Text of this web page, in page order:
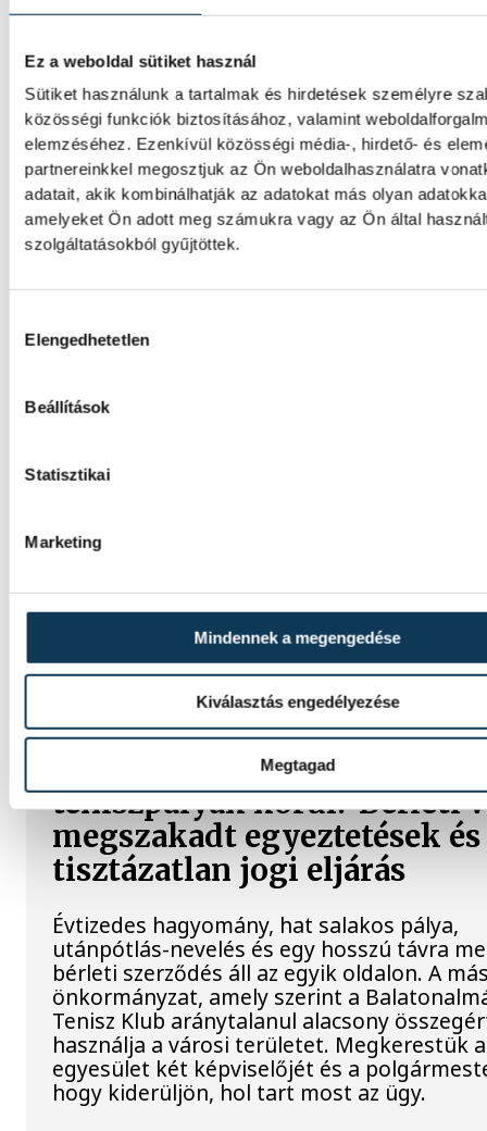
Ez a weboldal sütiket használ
Sütiket használunk a tartalmak és hirdetések személyre
közösségi funkciók biztosításához, valamint
elemzéséhez. Ezenkívül közösségi média-, hirdető- és
partnereinkkel megosztjuk az Ön weboldalhasználatra
adatait, akik kombinálhatják az adatokat más olyan
amelyeket Ön adott meg számukra vagy az Ön által
szolgáltatásokból gyűjtöttek.
Elengedhetetlen
Beállítások
Statisztikai
Marketing
Mindennek a megengedése
Kiválasztás engedélyezése
Megtagad
gyerekek
Látványos kísérletek, kreatív feladatok és
élmény várja a gyerekeket a veszprémi
Labsben. Videónkban Balassa Marietta, a
vezetője mutatja be, hogyan teszik
természettudományok megismerését.
Augusztus 12-én
és csillaghullás is vár ránk
Az év legsűrűbb csillagászati napján,
meg lehet majd figyelni.
Lekapcsolják Veszprém
díszkivilágítását, elzárják a
szökőkutakat
A kormány energiatakarékossági
csatlakozva Veszprém városa és Veszprémi
Főegyházmegye is lekapcsolta a veszprémi
épületek és nevezetességek
Mi történik a balatonalmádi
teniszpályák körül? Bérleti
megszakadt egyeztetések
tisztázatlan jogi eljárás
Évtizedes hagyomány, hat salakos pálya,
utánpótlás-nevelés és egy hosszú távra
bérleti szerződés áll az egyik oldalon. A
önkormányzat, amely szerint a
Tenisz Klub aránytalanul alacsony
használja a városi területet. Megkerestük
egyesület két képviselőjét és a
hogy kiderüljön, hol tart most az ügy.